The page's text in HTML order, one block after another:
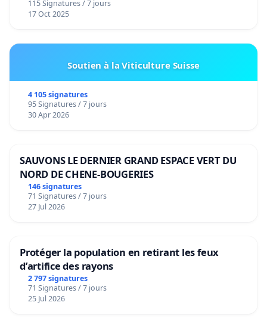
115 Signatures / 7 jours
17 Oct 2025
Soutien à la Viticulture Suisse
4 105 signatures
95 Signatures / 7 jours
30 Apr 2026
SAUVONS LE DERNIER GRAND ESPACE VERT DU
NORD DE CHENE-BOUGERIES
146 signatures
71 Signatures / 7 jours
27 Jul 2026
Protéger la population en retirant les feux
d’artifice des rayons
2 797 signatures
71 Signatures / 7 jours
25 Jul 2026